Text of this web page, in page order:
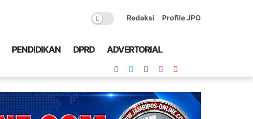
Redaksi Profile JPO
PENDIDIKAN DPRD ADVERTORIAL